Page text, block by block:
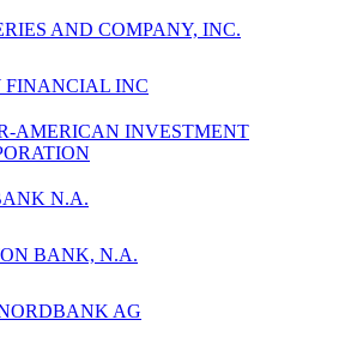
AND COMPANY, INC.
FINANCIAL INC
AMERICAN INVESTMENT
N.A.
BANK, N.A.
AG